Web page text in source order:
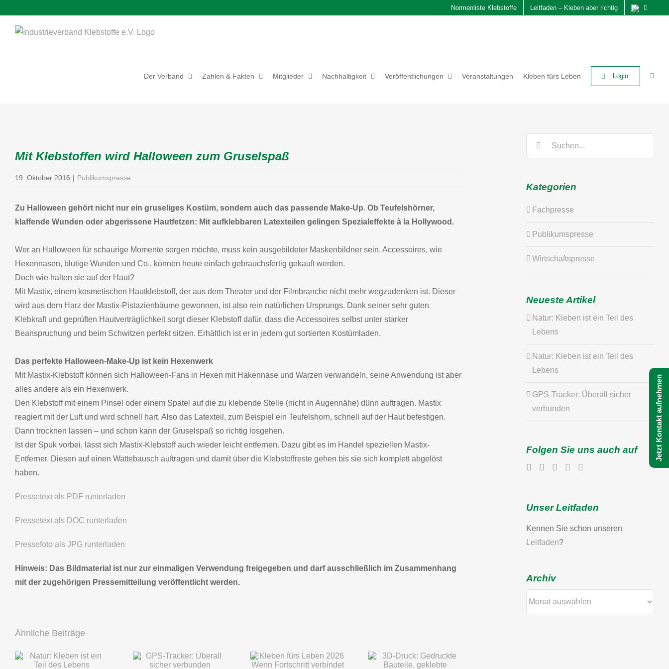
springen
Normenliste Klebstoffe Leitfaden – Kleben aber richtig
Der Verband Zahlen & Fakten Mitglieder Nachhaltigkeit Veröffentlichungen Veranstaltungen Kleben fürs Leben Login
grösseres
Mit Klebstoffen wird Halloween zum Gruselspaß
19. Oktober 2016 | Publikumspresse
Zu Halloween gehört nicht nur ein gruseliges Kostüm, sondern auch das passende Make-Up. Ob Teufelshörner,
klaffende Wunden oder abgerissene Hautfetzen: Mit aufklebbaren Latexteilen gelingen Spezialeffekte à la Hollywood.
Wer an Halloween für schaurige Momente sorgen möchte, muss kein ausgebildeter Maskenbildner sein. Accessoires, wie
Hexennasen, blutige Wunden und Co., können heute einfach gebrauchsfertig gekauft werden.
Doch wie halten sie auf der Haut?
Mit Mastix, einem kosmetischen Hautklebstoff, der aus dem Theater und der Filmbranche nicht mehr wegzudenken ist. Dieser
wird aus dem Harz der Mastix-Pistazienbäume gewonnen, ist also rein natürlichen Ursprungs. Dank seiner sehr guten
Klebkraft und geprüften Hautverträglichkeit sorgt dieser Klebstoff dafür, dass die Accessoires selbst unter starker
Beanspruchung und beim Schwitzen perfekt sitzen. Erhältlich ist er in jedem gut sortierten Kostümladen.
Das perfekte Halloween-Make-Up ist kein Hexenwerk
Mit Mastix-Klebstoff können sich Halloween-Fans in Hexen mit Hakennase und Warzen verwandeln, seine Anwendung ist aber
alles andere als ein Hexenwerk.
Den Klebstoff mit einem Pinsel oder einem Spatel auf die zu klebende Stelle (nicht in Augennähe) dünn auftragen. Mastix
reagiert mit der Luft und wird schnell hart. Also das Latexteil, zum Beispiel ein Teufelshorn, schnell auf der Haut befestigen.
Dann trocknen lassen – und schon kann der Gruselspaß so richtig losgehen.
Ist der Spuk vorbei, lässt sich Mastix-Klebstoff auch wieder leicht entfernen. Dazu gibt es im Handel speziellen Mastix-
Entferner. Diesen auf einen Wattebausch auftragen und damit über die Klebstoffreste gehen bis sie sich komplett abgelöst
haben.
Pressetext als PDF runterladen
Pressetext als DOC runterladen
Pressefoto als JPG runterladen
Hinweis: Das Bildmaterial ist nur zur einmaligen Verwendung freigegeben und darf ausschließlich im Zusammenhang
mit der zugehörigen Pressemitteilung veröffentlicht werden.
Ähnliche Beiträge
Kategorien
Fachpresse
Publikumspresse
Wirtschaftspresse
Neueste Artikel
Natur: Kleben ist ein Teil des
Lebens
Natur: Kleben ist ein Teil des
Lebens
GPS-Tracker: Überall sicher
verbunden
Folgen Sie uns auch auf
Unser Leitfaden
Kennen Sie schon unseren
Leitfaden?
Archiv
Jetzt Kontakt aufnehmen